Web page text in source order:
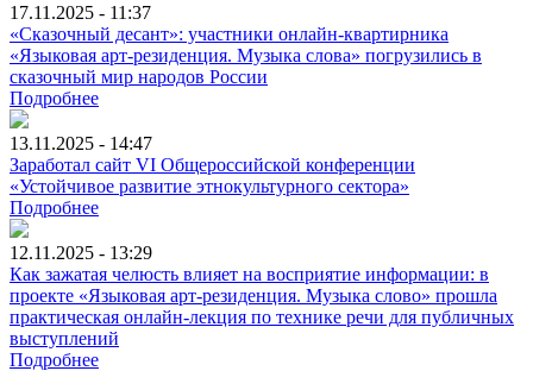
17.11.2025 - 11:37
«Сказочный десант»: участники онлайн-квартирника
«Языковая арт-резиденция. Музыка слова» погрузились в
сказочный мир народов России
Подробнее
13.11.2025 - 14:47
Заработал сайт VI Общероссийской конференции
«Устойчивое развитие этнокультурного сектора»
Подробнее
12.11.2025 - 13:29
Как зажатая челюсть влияет на восприятие информации: в
проекте «Языковая арт-резиденция. Музыка слово» прошла
практическая онлайн-лекция по технике речи для публичных
выступлений
Подробнее